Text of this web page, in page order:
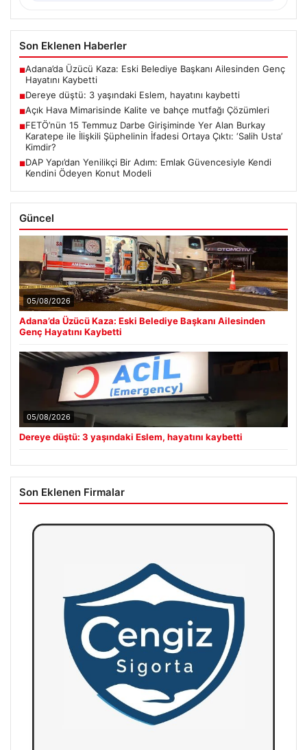
Son Eklenen Haberler
■Adana’da Üzücü Kaza: Eski Belediye Başkanı Ailesinden Genç
Hayatını Kaybetti
■Dereye düştü: 3 yaşındaki Eslem, hayatını kaybetti
■Açık Hava Mimarisinde Kalite ve bahçe mutfağı Çözümleri
■FETÖ’nün 15 Temmuz Darbe Girişiminde Yer Alan Burkay
Karatepe ile İlişkili Şüphelinin İfadesi Ortaya Çıktı: ‘Salih Usta’
Kimdir?
■DAP Yapı’dan Yenilikçi Bir Adım: Emlak Güvencesiyle Kendi
Kendini Ödeyen Konut Modeli
Güncel
05/08/2026
Adana’da Üzücü Kaza: Eski Belediye Başkanı Ailesinden
Genç Hayatını Kaybetti
05/08/2026
Dereye düştü: 3 yaşındaki Eslem, hayatını kaybetti
Son Eklenen Firmalar